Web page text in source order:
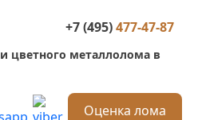
цветного металлолома в
+7 (495)477-47-87
Оценка лома